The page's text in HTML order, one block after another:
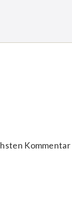
Kommentar